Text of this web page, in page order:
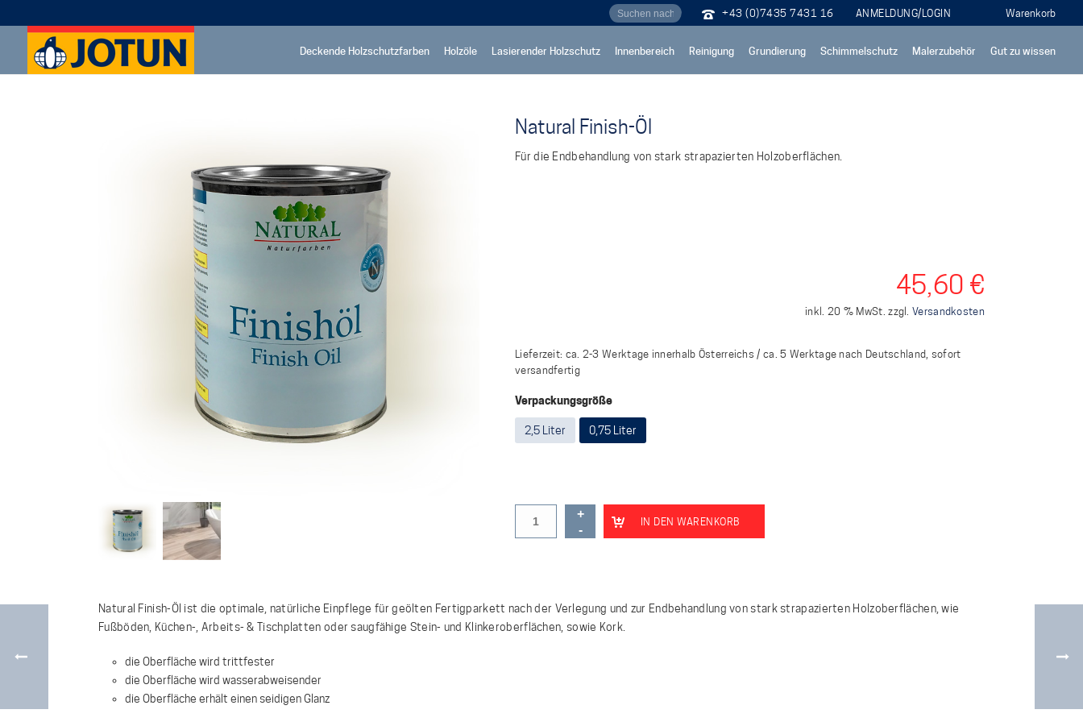
ANMELDUNG/LOGIN
+43 (0)7435 7431 16
Deckende Holzschutzfarben Holzöle Lasierender Holzschutz Innenbereich Reinigung Grundierung Schimmelschutz Malerzubehör Gut zu wissen
Natural Finish-Öl
45,60 €
inkl. 20 % MwSt. zzgl.Versandkosten
Für die Endbehandlung von stark strapazierten Holzoberflächen.
Lieferzeit: ca. 2-3 Werktage innerhalb Österreichs / ca. 5 Werktage nach Deutschland, sofort
versandfertig
Verpackungsgröße
2,5 Liter 0,75 Liter
IN DEN WARENKORB
Natural Finish-Öl ist die optimale, natürliche Einpflege für geölten Fertigparkett nach der Verlegung und zur Endbehandlung von stark strapazierten Holzoberflächen, wie
Fußböden, Küchen-, Arbeits- & Tischplatten oder saugfähige Stein- und Klinkeroberflächen, sowie Kork.
die Oberfläche wird trittfester
die Oberfläche wird wasserabweisender
die Oberfläche erhält einen seidigen Glanz